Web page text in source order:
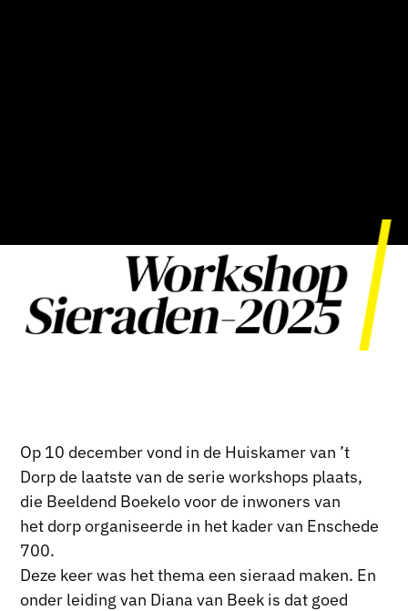
Workshop
Sieraden-2025
Op 10 december vond in de Huiskamer van ’t
Dorp de laatste van de serie workshops plaats,
die Beeldend Boekelo voor de inwoners van
het dorp organiseerde in het kader van Enschede
700.
Deze keer was het thema een sieraad maken. En
onder leiding van Diana van Beek is dat goed